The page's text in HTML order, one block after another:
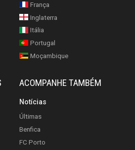
França
Inglaterra
Itália
Portugal
Moçambique
ACOMPANHE TAMBÉM
Notícias
Últimas
Benfica
FC Porto